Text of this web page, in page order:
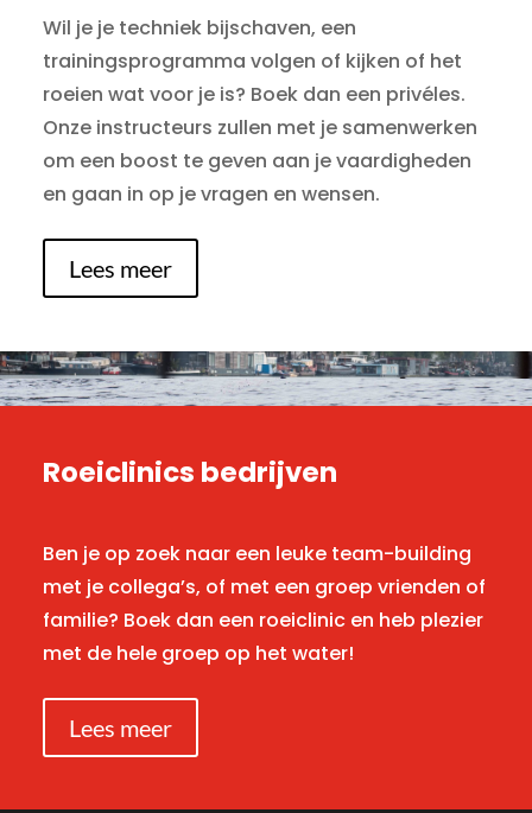
Wil je je techniek bijschaven, een
trainingsprogramma volgen of kijken of het
roeien wat voor je is? Boek dan een privéles.
Onze instructeurs zullen met je samenwerken
om een boost te geven aan je vaardigheden
en gaan in op je vragen en wensen.
Lees meer
Roeiclinics bedrijven
Ben je op zoek naar een leuke team-building
met je collega’s, of met een groep vrienden of
familie? Boek dan een roeiclinic en heb plezier
met de hele groep op het water!
Lees meer